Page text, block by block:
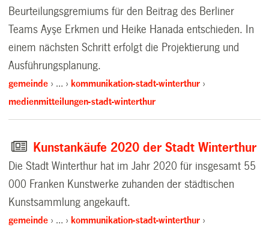
Beurteilungsgremiums für den Beitrag des Berliner
Teams Ayşe Erkmen und Heike Hanada entschieden. In
einem nächsten Schritt erfolgt die Projektierung und
Ausführungsplanung.
gemeinde …
kommunikation-stadt-winterthur
medienmitteilungen-stadt-winterthur
Kunstankäufe 2020 der Stadt Winterthur
Die Stadt Winterthur hat im Jahr 2020 für insgesamt 55
000 Franken Kunstwerke zuhanden der städtischen
Kunstsammlung angekauft.
gemeinde …
kommunikation-stadt-winterthur